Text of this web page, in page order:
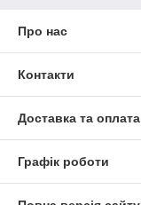
Про нас
Контакти
Доставка та оплата
Графік роботи